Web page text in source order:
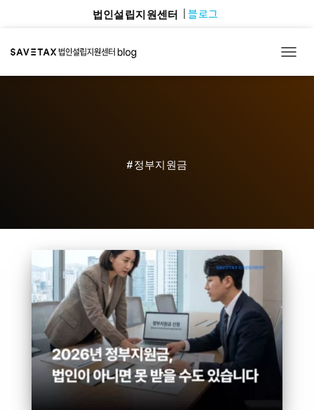
법인설립지원센터 블로그
#정부지원금